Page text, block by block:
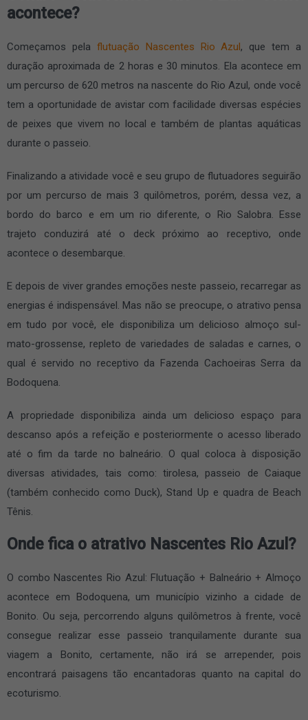
acontece?
Começamos pela flutuação Nascentes Rio Azul, que tem a
duração aproximada de 2 horas e 30 minutos. Ela acontece em
um percurso de 620 metros na nascente do Rio Azul, onde você
tem a oportunidade de avistar com facilidade diversas espécies
de peixes que vivem no local e também de plantas aquáticas
durante o passeio.
Finalizando a atividade você e seu grupo de flutuadores seguirão
por um percurso de mais 3 quilômetros, porém, dessa vez, a
bordo do barco e em um rio diferente, o Rio Salobra. Esse
trajeto conduzirá até o deck próximo ao receptivo, onde
acontece o desembarque.
E depois de viver grandes emoções neste passeio, recarregar as
energias é indispensável. Mas não se preocupe, o atrativo pensa
em tudo por você, ele disponibiliza um delicioso almoço sul-
mato-grossense, repleto de variedades de saladas e carnes, o
qual é servido no receptivo da Fazenda Cachoeiras Serra da
Bodoquena.
A propriedade disponibiliza ainda um delicioso espaço para
descanso após a refeição e posteriormente o acesso liberado
até o fim da tarde no balneário. O qual coloca à disposição
diversas atividades, tais como: tirolesa, passeio de Caiaque
(também conhecido como Duck), Stand Up e quadra de Beach
Tênis.
Onde fica o atrativo Nascentes Rio Azul?
O combo Nascentes Rio Azul: Flutuação + Balneário + Almoço
acontece em Bodoquena, um município vizinho a cidade de
Bonito. Ou seja, percorrendo alguns quilômetros à frente, você
consegue realizar esse passeio tranquilamente durante sua
viagem a Bonito, certamente, não irá se arrepender, pois
encontrará paisagens tão encantadoras quanto na capital do
ecoturismo.